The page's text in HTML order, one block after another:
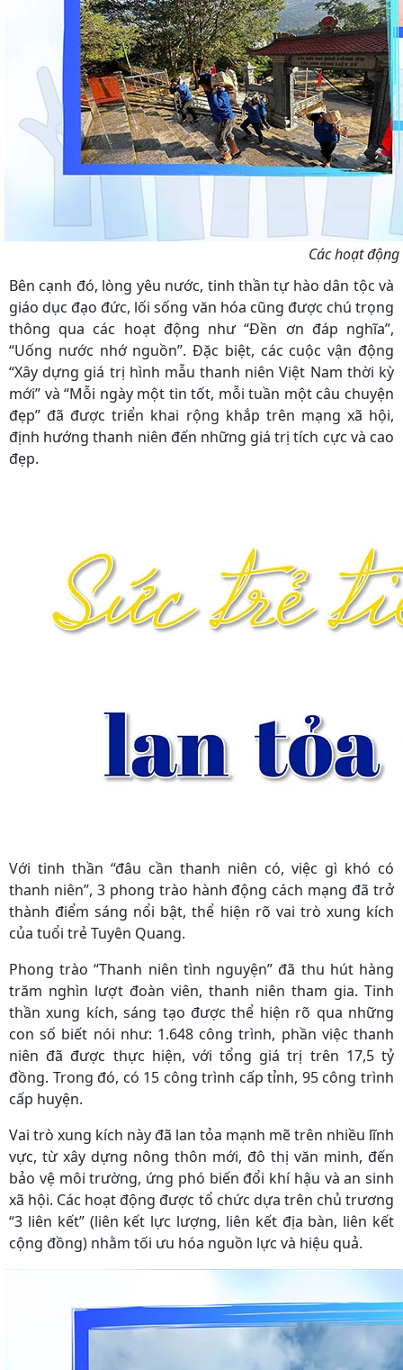
Các hoạt
Bên cạnh đó, lòng yêu nước, tinh thần tự hào dân tộc và
giáo dục đạo đức, lối sống văn hóa cũng được chú trọng
thông qua các hoạt động như “Đền ơn đáp nghĩa”,
“Uống nước nhớ nguồn”. Đặc biệt, các cuộc vận động
“Xây dựng giá trị hình mẫu thanh niên Việt Nam thời kỳ
mới” và “Mỗi ngày một tin tốt, mỗi tuần một câu chuyện
đẹp” đã được triển khai rộng khắp trên mạng xã hội,
định hướng thanh niên đến những giá trị tích cực và cao
đẹp.
Với tinh thần “đâu cần thanh niên có, việc gì khó có
thanh niên”, 3 phong trào hành động cách mạng đã trở
thành điểm sáng nổi bật, thể hiện rõ vai trò xung kích
của tuổi trẻ Tuyên Quang.
Phong trào “Thanh niên tình nguyện” đã thu hút hàng
trăm nghìn lượt đoàn viên, thanh niên tham gia. Tinh
thần xung kích, sáng tạo được thể hiện rõ qua những
con số biết nói như: 1.648 công trình, phần việc thanh
niên đã được thực hiện, với tổng giá trị trên 17,5 tỷ
đồng. Trong đó, có 15 công trình cấp tỉnh, 95 công trình
cấp huyện.
Vai trò xung kích này đã lan tỏa mạnh mẽ trên nhiều lĩnh
vực, từ xây dựng nông thôn mới, đô thị văn minh, đến
bảo vệ môi trường, ứng phó biến đổi khí hậu và an sinh
xã hội. Các hoạt động được tổ chức dựa trên chủ trương
“3 liên kết” (liên kết lực lượng, liên kết địa bàn, liên kết
cộng đồng) nhằm tối ưu hóa nguồn lực và hiệu quả.